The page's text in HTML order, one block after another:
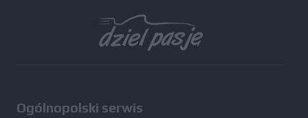
Ogólnopolski serwis